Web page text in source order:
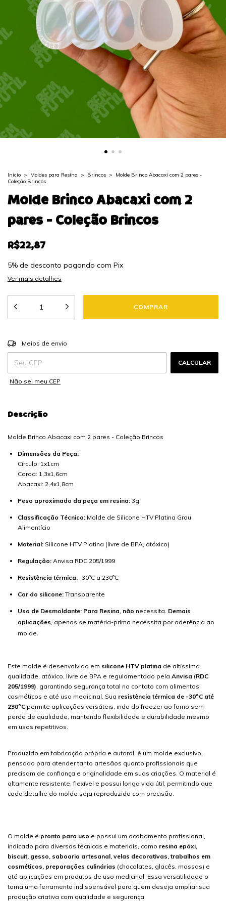
Início > Moldes para Resina > Brincos >
Molde Brinco Abacaxi com 2 pares -
Coleção Brincos
Molde Brinco Abacaxi com 2
pares - Coleção Brincos
R$22,87
5% de desconto pagando com Pix
Ver mais detalhes
Entregas para o CEP:
Meios de envio
CALCULAR
Não sei meu CEP
Descrição
Molde Brinco Abacaxi com 2 pares - Coleção Brincos
Dimensões da Peça:
Círculo: 1x1cm
Coroa: 1,3x1,6cm
Abacaxi: 2,4x1,8cm
Peso aproximado da peça em resina: 3g
Classificação Técnica: Molde de Silicone HTV Platina Grau
Alimentício
Material: Silicone HTV Platina (livre de BPA, atóxico)
Regulação: Anvisa RDC 205/1999
Resistência térmica: -30ºC a 230ºC
Cor do silicone: Transparente
Uso de Desmoldante: Para Resina, não necessita. Demais
aplicações, apenas se matéria-prima necessita por aderência ao
molde.
Este molde é desenvolvido em silicone HTV platina de altíssima
qualidade, atóxico, livre de BPA e regulamentado pela Anvisa (RDC
205/1999), garantindo segurança total no contato com alimentos,
cosméticos e até uso medicinal. Sua resistência térmica de -30ºC até
230ºC permite aplicações versáteis, indo do freezer ao forno sem
perda de qualidade, mantendo flexibilidade e durabilidade mesmo
em usos repetitivos.
Produzido em fabricação própria e autoral, é um molde exclusivo,
pensado para atender tanto artesãos quanto profissionais que
precisam de confiança e originalidade em suas criações. O material é
altamente resistente, flexível e possui longa vida útil, permitindo que
cada detalhe do molde seja reproduzido com precisão.
O molde é pronto para uso e possui um acabamento profissional,
indicado para diversas técnicas e materiais, como resina epóxi,
biscuit, gesso, saboaria artesanal, velas decorativas, trabalhos em
cosméticos, preparações culinárias (chocolates, glacês, massas) e
até aplicações em produtos de uso medicinal. Essa versatilidade o
torna uma ferramenta indispensável para quem deseja ampliar sua
produção criativa com qualidade e segurança.